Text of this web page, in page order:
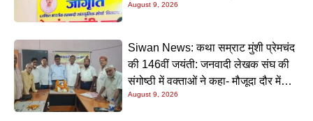
August 9, 2026
Siwan News: कथा सम्राट मुंशी प्रेमचंद
की 146वीं जयंती: जनवादी लेखक संघ की
संगोष्ठी में वक्ताओं ने कहा- मौजूदा दौर में
प्रेमचंद की रचनाएं और अधिक प्रासंगिक
August 9, 2026